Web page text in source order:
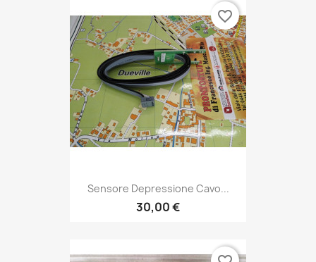
Sensore Depressione Cavo...
30,00 €
favorite_border